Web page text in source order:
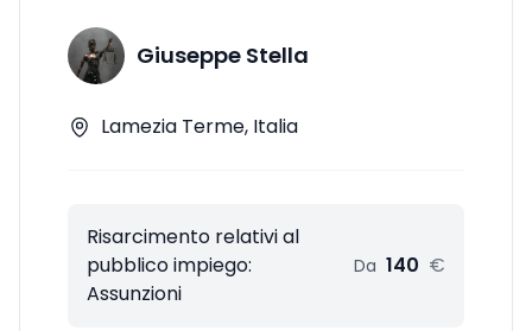
Giuseppe Stella
Lamezia Terme, Italia
Risarcimento relativi al
pubblico impiego:
Assunzioni
Da 140 €